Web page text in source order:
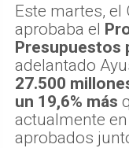
Este martes, el
aprobaba el
Presupuestos
adelantado
27.500
un 19,6% más
actualmente
aprobados